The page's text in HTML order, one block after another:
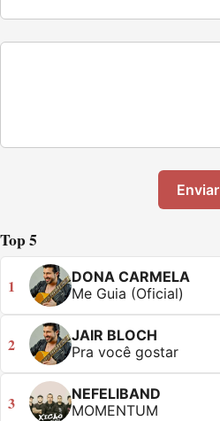
Enviar
Top 5
1
DONA CARMELA
Me Guia (Oficial)
2
JAIR BLOCH
Pra você gostar
3
NEFELIBAND
MOMENTUM